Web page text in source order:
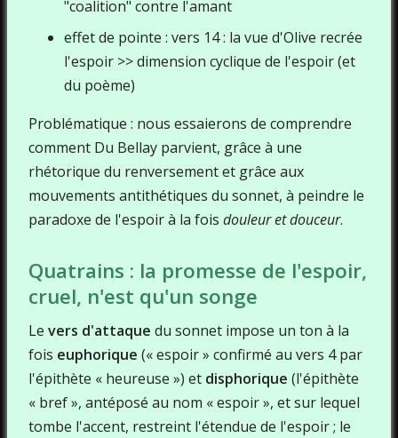
"coalition" contre l'amant
effet de pointe : vers 14 : la vue d'Olive recrée
l'espoir >> dimension cyclique de l'espoir (et
du poème)
Problématique : nous essaierons de comprendre
comment Du Bellay parvient, grâce à une
rhétorique du renversement et grâce aux
mouvements antithétiques du sonnet, à peindre le
paradoxe de l'espoir à la fois douleur et douceur.
Quatrains : la promesse de l'espoir,
cruel, n'est qu'un songe
Le vers d'attaque du sonnet impose un ton à la
fois euphorique (« espoir » confirmé au vers 4 par
l'épithète « heureuse ») et disphorique (l'épithète
« bref », antéposé au nom « espoir », et sur lequel
tombe l'accent, restreint l'étendue de l'espoir ; le